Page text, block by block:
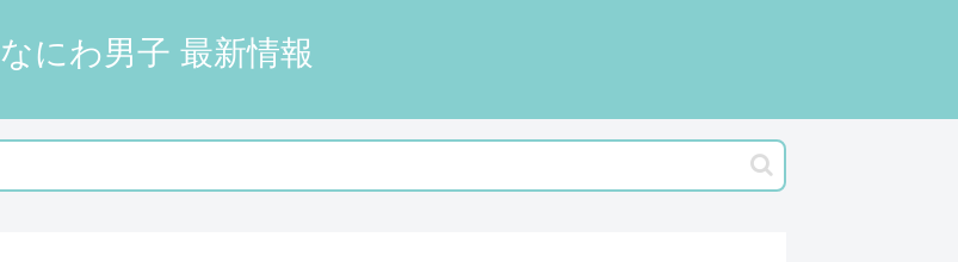
なにわ男子 最新情報